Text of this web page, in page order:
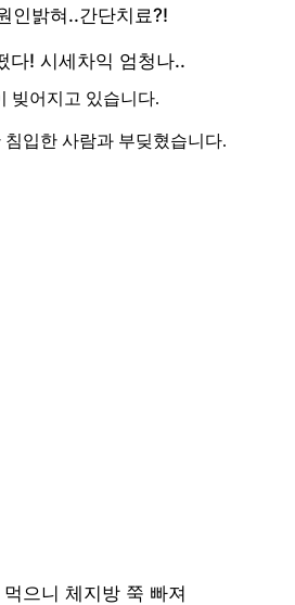
빚어지고 있습니다.
입한 사람과 부딪혔습니다.